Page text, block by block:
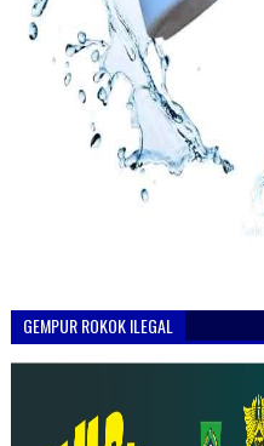
GEMPUR ROKOK ILEGAL